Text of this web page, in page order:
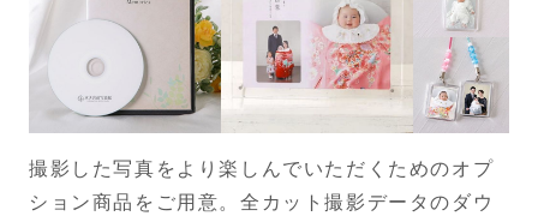
撮影した写真をより楽しんでいただくためのオプ
ション商品をご用意。全カット撮影データのダウ